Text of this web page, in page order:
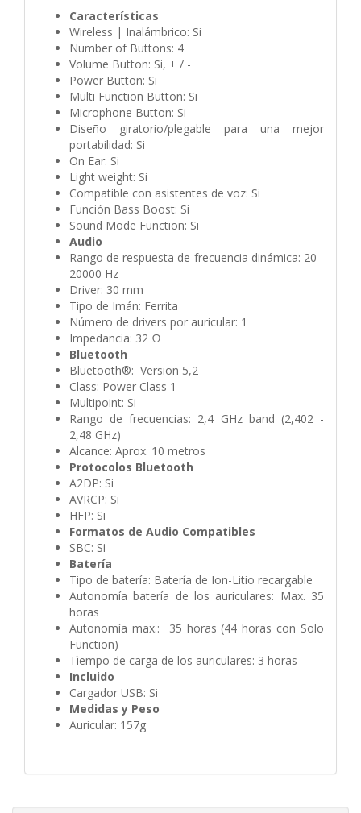
Características
Wireless | Inalámbrico: Si
Number of Buttons: 4
Volume Button: Si, + / -
Power Button: Si
Multi Function Button: Si
Microphone Button: Si
Diseño giratorio/plegable para una mejor
portabilidad: Si
On Ear: Si
Light weight: Si
Compatible con asistentes de voz: Si
Función Bass Boost: Si
Sound Mode Function: Si
Audio
Rango de respuesta de frecuencia dinámica: 20 -
20000 Hz
Driver: 30 mm
Tipo de Imán: Ferrita
Número de drivers por auricular: 1
Impedancia: 32 Ω
Bluetooth
Bluetooth®: Version 5,2
Class: Power Class 1
Multipoint: Si
Rango de frecuencias: 2,4 GHz band (2,402 -
2,48 GHz)
Alcance: Aprox. 10 metros
Protocolos Bluetooth
A2DP: Si
AVRCP: Si
HFP: Si
Formatos de Audio Compatibles
SBC: Si
Batería
Tipo de batería: Batería de Ion-Litio recargable
Autonomía batería de los auriculares: Max. 35
horas
Autonomía max.: 35 horas (44 horas con Solo
Function)
Tìempo de carga de los auriculares: 3 horas
Incluido
Cargador USB: Si
Medidas y Peso
Auricular: 157g